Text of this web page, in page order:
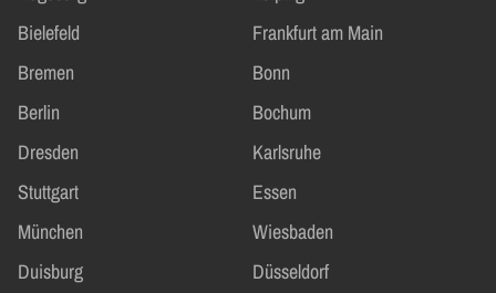
Bielefeld
Frankfurt am Main
Bremen
Bonn
Berlin
Bochum
Dresden
Karlsruhe
Stuttgart
Essen
München
Wiesbaden
Duisburg
Düsseldorf